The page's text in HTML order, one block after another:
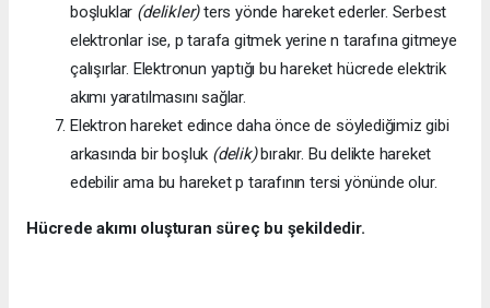
boşluklar (delikler)ters yönde hareket ederler. Serbest
elektronlar ise, p tarafa gitmek yerine n tarafına gitmeye
çalışırlar. Elektronun yaptığı bu hareket hücrede elektrik
akımı yaratılmasını sağlar.
Elektron hareket edince daha önce de söylediğimiz gibi
arkasında bir boşluk (delik)bırakır. Bu delikte hareket
edebilir ama bu hareket p tarafının tersi yönünde olur.
Hücrede akımı oluşturan süreç bu şekildedir.